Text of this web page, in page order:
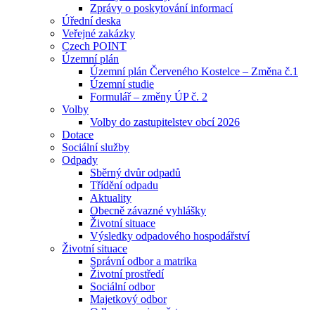
Zprávy o poskytování informací
Úřední deska
Veřejné zakázky
Czech POINT
Územní plán
Územní plán Červeného Kostelce – Změna č.1
Územní studie
Formulář – změny ÚP č. 2
Volby
Volby do zastupitelstev obcí 2026
Dotace
Sociální služby
Odpady
Sběrný dvůr odpadů
Třídění odpadu
Aktuality
Obecně závazné vyhlášky
Životní situace
Výsledky odpadového hospodářství
Životní situace
Správní odbor a matrika
Životní prostředí
Sociální odbor
Majetkový odbor